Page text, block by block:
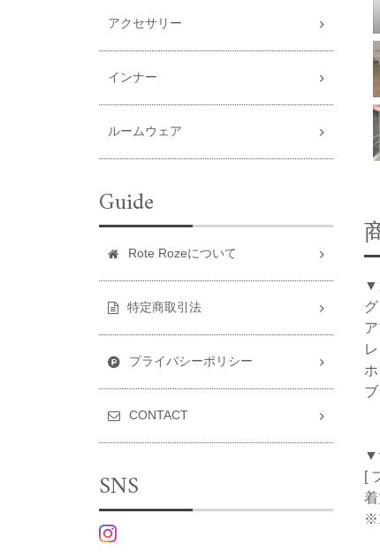
▼
▼
[
アクセサリー
インナー
ルームウェア
Guide
Rote Rozeについて
特定商取引法
プライバシーポリシー
CONTACT
SNS